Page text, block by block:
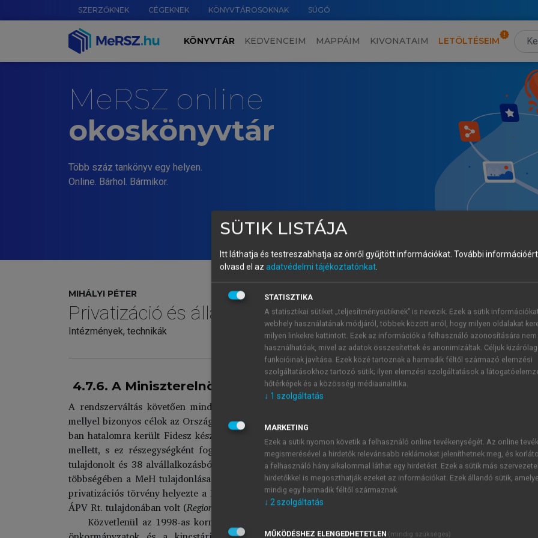
SZERZŐKNEK CÉGEKNEK KÖNYVTÁROSOKNAK SÚGÓ
KÖNYVTÁR KEDVENCEIM MAPPÁIM KIVONATAIM LETÖLTÉSEIM
MeRSZ online
okoskönyvtár
Több száz tankönyv egy helyen.
Online. Bárhol. Bármikor.
MIHÁLYI PÉTER
Privatizáció és államosítás Magyarországon II.
Intézmények, technikák
4.7.6. A Miniszterelnöki Hivatal – mint szuperholding?
A rendszerváltás követően minden kormány számára fontos volt, hogy közvetlen módon is
mellyel bizonyos célok az Országgyűlést is megkerülve gyorsan és diszkréten elintézhetők. Sok jel mutatott
ban hatalomra került Fidesz kész mindent alárendelni. Úgy látszott, hogy egy ilyen centrum épül ki
mellett, s ez részegységként foglalja majd magában az ÁPV Rt.-t is. A Miniszterelnöki Hivatal (MeH)
tulajdonolt és 38 alvállalkozásból álló, kisebb vállalatbirodalom ügyeire azonban csak fokozatosan
többségében a MeH tulajdonlása cégalapítás útján jött létre, de néhány vállalkozás története még a
privatizációs törvény helyezte a MeH portfóliójába. Arra is volt példa, hogy a MeH-et irányító miniszter
ÁPV Rt. tulajdonában volt (Regionális Fejlesztési Holding Rt.).
Közvetlenül az 1998-as kormányváltás után fontos fejleménynek tűnt, hogy az „egységes állami
SÜTIK LISTÁJA
Itt láthatja és testreszabhatja az önről gyűjtött információkat. További
olvasd el az adatvédelmi tájékoztatónkat
STATISZTIKA
A statisztikai sütiket „teljesítménysütiknek” is nevezik. Ezek a sütik
webhely használatának módjáról, többek között arról, hogy milyen oldalakat
milyen linkekre kattintott. Ezek az információk a felhasználó azonosítására nem
használhatóak, mivel az adatok összesítettek és anonimizáltak. Céljuk kizárólag
funkcióinak javítása. Ezek közé tartoznak a harmadik féltől származó elemzési
szolgáltatásokhoz tartozó sütik; ilyen elemzési szolgáltatások a
hőtérképek és a közösségi médiaanalitika.
↓ 1 szolgáltatás
MARKETING
Ezek a sütik nyomon követik a felhasználó online tevékenységét. Az online
megismerésével a hirdetők relevánsabb reklámokat jeleníthetnek meg, és
a felhasználó hány alkalommal láthat egy hirdetést. Ezek a sütik más
hirdetőkkel is megoszthatják ezeket az információkat. Ezek állandó sütik,
mindig egy harmadik féltől származnak.
↓ 2 szolgáltatás
MŰKÖDÉSHEZ ELENGEDHETETLEN (mindig szükséges)